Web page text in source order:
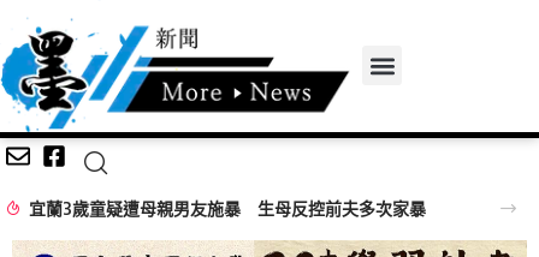
宜蘭3歲童疑遭母親男友施暴 生母反控前夫多次家暴